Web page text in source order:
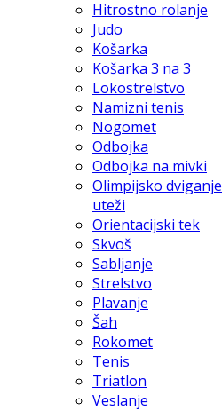
Hitrostno rolanje
Judo
Košarka
Košarka 3 na 3
Lokostrelstvo
Namizni tenis
Nogomet
Odbojka
Odbojka na mivki
Olimpijsko dviganje
uteži
Orientacijski tek
Skvoš
Sabljanje
Strelstvo
Plavanje
Šah
Rokomet
Tenis
Triatlon
Veslanje